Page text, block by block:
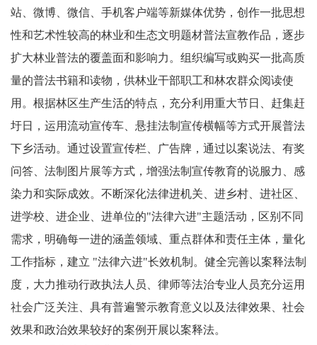
站、微博、微信、手机客户端等新媒体优势，创作一批思想
性和艺术性较高的林业和生态文明题材普法宣教作品，逐步
扩大林业普法的覆盖面和影响力。组织编写或购买一批高质
量的普法书籍和读物，供林业干部职工和林农群众阅读使
用。根据林区生产生活的特点，充分利用重大节日、赶集赶
圩日，运用流动宣传车、悬挂法制宣传横幅等方式开展普法
下乡活动。通过设置宣传栏、广告牌，通过以案说法、有奖
问答、法制图片展等方式，增强法制宣传教育的说服力、感
染力和实际成效。不断深化法律进机关、进乡村、进社区、
进学校、进企业、进单位的"法律六进"主题活动，区别不同
需求，明确每一进的涵盖领域、重点群体和责任主体，量化
工作指标，建立 "法律六进"长效机制。健全完善以案释法制
度，大力推动行政执法人员、律师等法治专业人员充分运用
社会广泛关注、具有普遍警示教育意义以及法律效果、社会
效果和政治效果较好的案例开展以案释法。